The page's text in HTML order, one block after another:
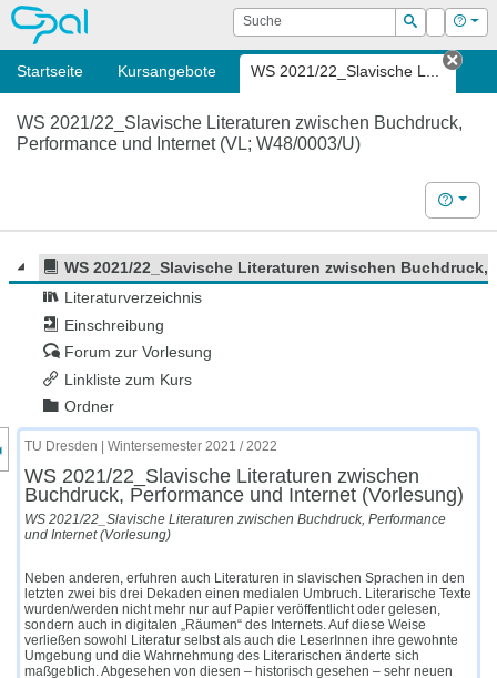
OPAL Suche
Suchen
Login Hilfe
Startseite Kursangebote WS 2021/22_Slavische L...
Tab
WS 2021/22_Slavische Literaturen zwischen Buchdruck,
Performance und Internet (VL; W48/0003/U)
Hilfe
WS 2021/22_Slavische Literaturen zwischen
Literaturverzeichnis
Einschreibung
Forum zur Vorlesung
Linkliste zum Kurs
Ordner
des Kursmenüs
TU Dresden | Wintersemester 2021 / 2022
WS 2021/22_Slavische Literaturen zwischen
Buchdruck, Performance und Internet (Vorlesung)
WS 2021/22_Slavische Literaturen zwischen Buchdruck, Performance
und Internet (Vorlesung)
Neben anderen, erfuhren auch Literaturen in slavischen Sprachen in den
letzten zwei bis drei Dekaden einen medialen Umbruch. Literarische Texte
wurden/werden nicht mehr nur auf Papier veröffentlicht oder gelesen,
sondern auch in digitalen „Räumen“ des Internets. Auf diese Weise
verließen sowohl Literatur selbst als auch die LeserInnen ihre gewohnte
Umgebung und die Wahrnehmung des Literarischen änderte sich
maßgeblich. Abgesehen von diesen – historisch gesehen – sehr neuen